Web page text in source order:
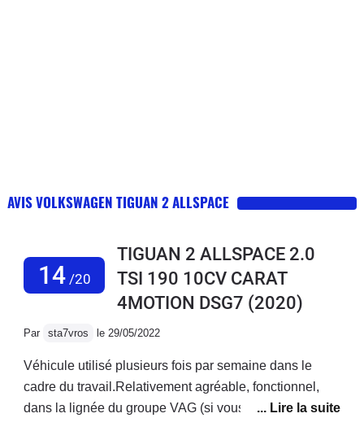
AVIS VOLKSWAGEN TIGUAN 2 ALLSPACE
14/20
TIGUAN 2 ALLSPACE 2.0
TSI 190 10CV CARAT
4MOTION DSG7 (2020)
Par sta7vros le 29/05/2022
Véhicule utilisé plusieurs fois par semaine dans le
cadre du travail.Relativement agréable, fonctionnel,
dans la lignée du groupe VAG (si vous recherchez du